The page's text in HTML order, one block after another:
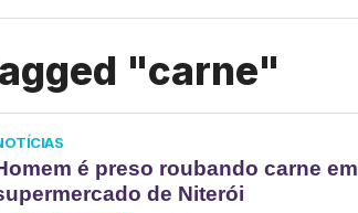
"carne"
é preso roubando carne em
de Niterói